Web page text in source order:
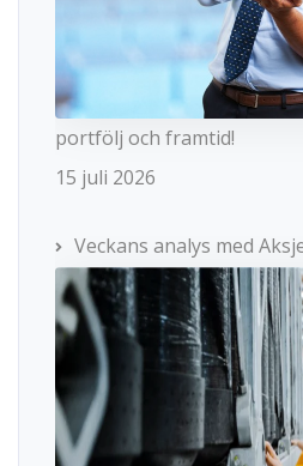
portfölj och framtid!
15 juli 2026
Veckans analys med